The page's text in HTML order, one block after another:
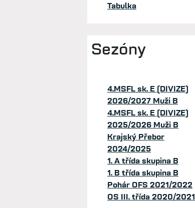
Tabulka
Sezóny
4.MSFL sk. E (DIVIZE)
2026/2027 Muži B
4.MSFL sk. E (DIVIZE)
2025/2026 Muži B
Krajský Přebor
2024/2025
1. A třída skupina B
1. B třída skupina B
Pohár OFS 2021/2022
OS III. třída 2020/2021